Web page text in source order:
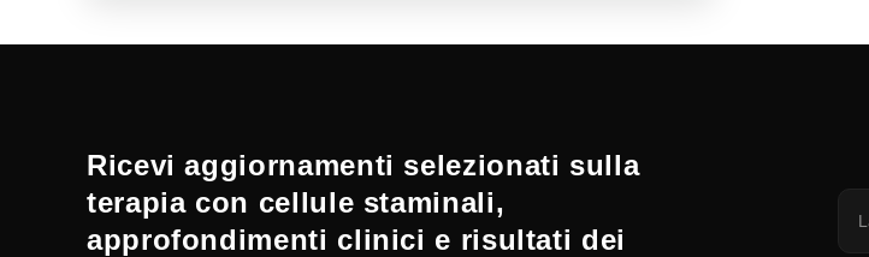
Ricevi aggiornamenti selezionati sulla
terapia con cellule staminali,
approfondimenti clinici e risultati dei